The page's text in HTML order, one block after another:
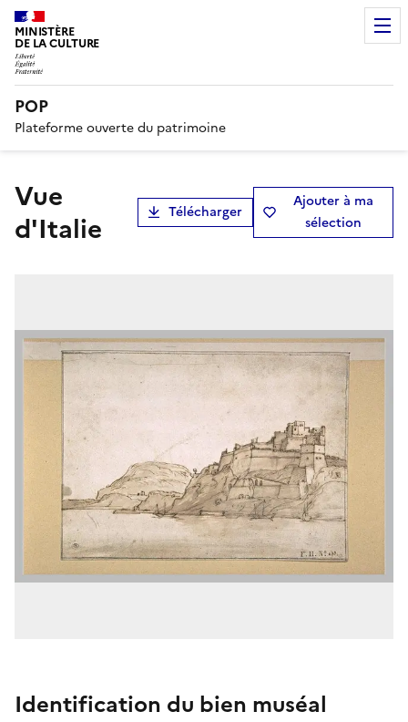
MINISTÈRE
DE LA CULTURE
POP
Plateforme ouverte du patrimoine
Vue
d'Italie
Télécharger
Ajouter à ma
sélection
Identification du bien muséal